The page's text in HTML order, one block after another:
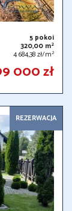
5 pokoi
320,00 m2
4 684,38 zł/m2
000 zł
REZERWACJA